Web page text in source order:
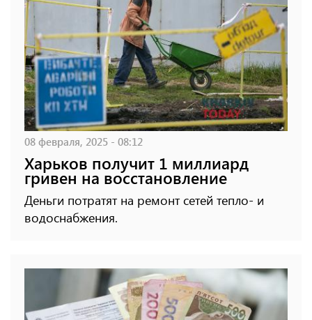
08 февраля, 2025 - 08:12
Харьков получит 1 миллиард
гривен на восстановление
Деньги потратят на ремонт сетей тепло- и
водоснабжения.